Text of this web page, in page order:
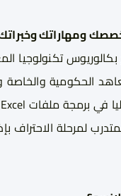
ومهاراتك
بكالوريوس تكنولوجيا
الحكومية والخاصة
لمرحلة الاحتراف